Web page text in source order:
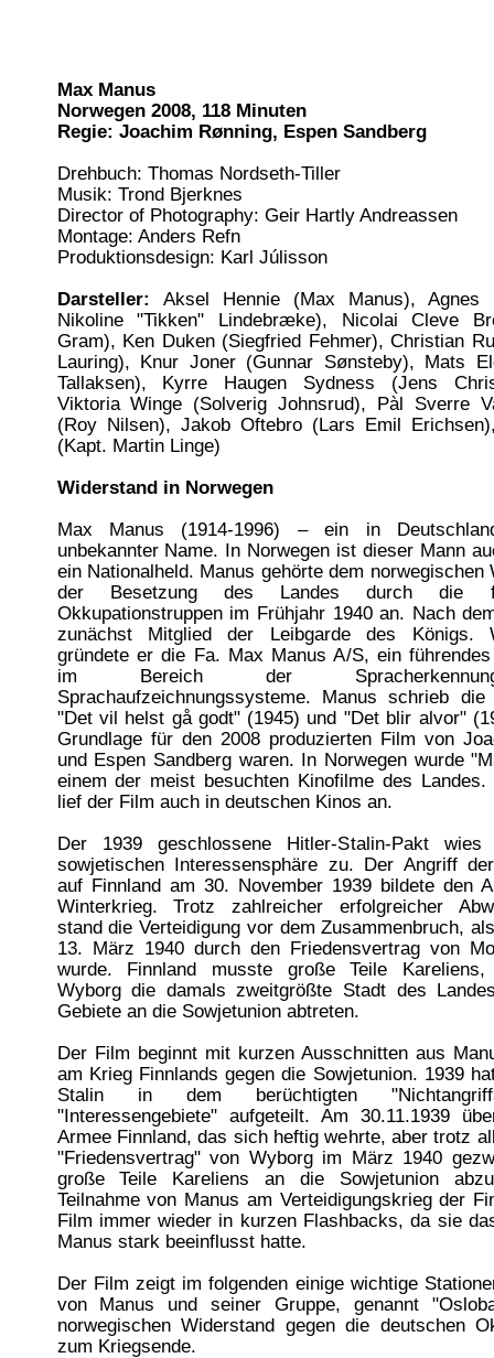
Max Manus
Norwegen 2008, 118 Minuten
Regie: Joachim Rønning, Espen Sandberg
Drehbuch: Thomas Nordseth-Tiller
Musik: Trond Bjerknes
Director of Photography: Geir Hartly Andreassen
Montage: Anders Refn
Produktionsdesign: Karl Júlisson
Darsteller: Aksel Hennie (Max Manus), Agnes
Nikoline "Tikken" Lindebræke), Nicolai Cleve
Gram), Ken Duken (Siegfried Fehmer), Christian
Lauring), Knur Joner (Gunnar Sønsteby), Mats
Tallaksen), Kyrre Haugen Sydness (Jens
Viktoria Winge (Solverig Johnsrud), Pàl Sverre
(Roy Nilsen), Jakob Oftebro (Lars Emil
(Kapt. Martin Linge)
Widerstand in Norwegen
Max Manus (1914-1996) – ein in
unbekannter Name. In Norwegen ist dieser Mann
ein Nationalheld. Manus gehörte dem norwegischen
der Besetzung des Landes durch die
Okkupationstruppen im Frühjahr 1940 an. Nach
zunächst Mitglied der Leibgarde des Königs.
gründete er die Fa. Max Manus A/S, ein führendes
im Bereich der
Sprachaufzeichnungssysteme. Manus schrieb
"Det vil helst gå godt" (1945) und "Det blir alvor"
Grundlage für den 2008 produzierten Film von
und Espen Sandberg waren. In Norwegen wurde
einem der meist besuchten Kinofilme des Landes.
lief der Film auch in deutschen Kinos an.
Der 1939 geschlossene Hitler-Stalin-Pakt wies
sowjetischen Interessensphäre zu. Der Angriff
auf Finnland am 30. November 1939 bildete den
Winterkrieg. Trotz zahlreicher erfolgreicher
stand die Verteidigung vor dem Zusammenbruch,
13. März 1940 durch den Friedensvertrag von
wurde. Finnland musste große Teile
Wyborg die damals zweitgrößte Stadt des
Gebiete an die Sowjetunion abtreten.
Der Film beginnt mit kurzen Ausschnitten aus
am Krieg Finnlands gegen die Sowjetunion. 1939
Stalin in dem berüchtigten
"Interessengebiete" aufgeteilt. Am 30.11.1939
Armee Finnland, das sich heftig wehrte, aber trotz
"Friedensvertrag" von Wyborg im März 1940
große Teile Kareliens an die Sowjetunion
Teilnahme von Manus am Verteidigungskrieg der
Film immer wieder in kurzen Flashbacks, da sie
Manus stark beeinflusst hatte.
Der Film zeigt im folgenden einige wichtige
von Manus und seiner Gruppe, genannt
norwegischen Widerstand gegen die deutschen
zum Kriegsende.